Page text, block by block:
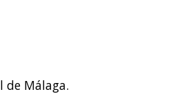
de Málaga.